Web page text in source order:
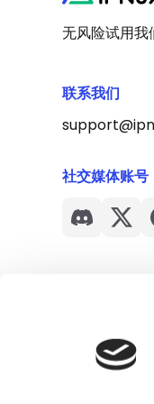
无风险试用我
联系我们
社交媒体账号